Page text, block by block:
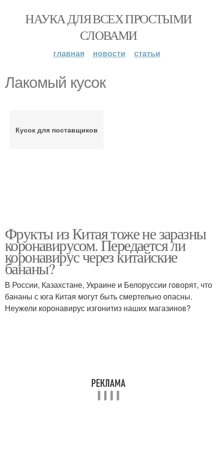
НАУКА ДЛЯ ВСЕХ ПРОСТЫМИ
СЛОВАМИ
главная новости статьи
Лакомый кусок
Кусок для поставщиков
Фрукты из Китая тоже не заразны
коронавирусом. Передается ли
коронавирус через китайские
бананы?
В России, Казахстане, Украине и Белоруссии говорят, что
бананы с юга Китая могут быть смертельно опасны.
Неужели коронавирус изгонитиз наших магазинов?